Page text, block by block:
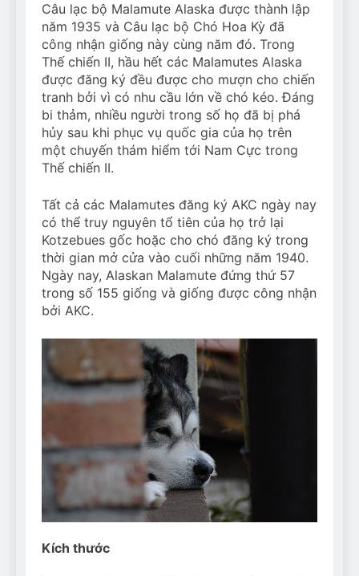
Câu lạc bộ Malamute Alaska được thành lập
năm 1935 và Câu lạc bộ Chó Hoa Kỳ đã
công nhận giống này cùng năm đó. Trong
Thế chiến II, hầu hết các Malamutes Alaska
được đăng ký đều được cho mượn cho chiến
tranh bởi vì có nhu cầu lớn về chó kéo. Đáng
bi thảm, nhiều người trong số họ đã bị phá
hủy sau khi phục vụ quốc gia của họ trên
một chuyến thám hiểm tới Nam Cực trong
Thế chiến II.
Tất cả các Malamutes đăng ký AKC ngày nay
có thể truy nguyên tổ tiên của họ trở lại
Kotzebues gốc hoặc cho chó đăng ký trong
thời gian mở cửa vào cuối những năm 1940.
Ngày nay, Alaskan Malamute đứng thứ 57
trong số 155 giống và giống được công nhận
bởi AKC.
Kích thước